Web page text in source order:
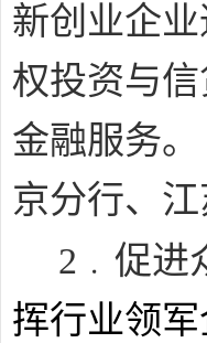
新创业企
权投资与
金融服务。
京分行、
2 ﹒促进
挥行业领